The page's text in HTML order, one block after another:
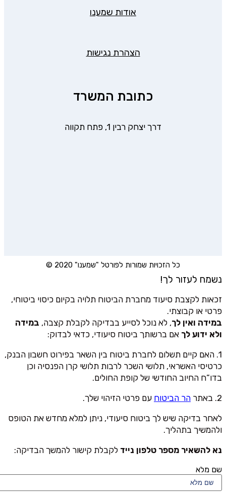
אודות שמענו
הצהרת נגישות
כתובת המשרד
דרך יצחק רבין 1, פתח תקווה
כל הזכויות שמורות לפורטל "שמענו" 2020 ©
נשמח לעזור לך!
זכאות לקצבת סיעוד מחברת הביטוח תלויה בקיום כיסוי ביטוחי,
פרטי או קבוצתי.
במידה ואין לך, לא נוכל לסייע בבדיקה לקבלת קצבה, במידה
ולא ידוע לך אם ברשותך ביטוח סיעודי, כדאי לבדוק:
1. האם קיים תשלום לחברת ביטוח בין השאר בפירוט חשבון הבנק,
כרטיסי האשראי, תלושי השכר לרבות תלושי קרן הפנסיה וכן
בדו”ח החיוב החודשי של קופת החולים.
2. באתר
הר הביטוח עם פרטי הזיהוי שלך.
לאחר בדיקה שיש לך ביטוח סיעודי, ניתן למלא מחדש את הטופס
ולהמשיך בתהליך.
נא להשאיר מספר טלפון נייד לקבלת קישור להמשך הבדיקה:
שם מלא